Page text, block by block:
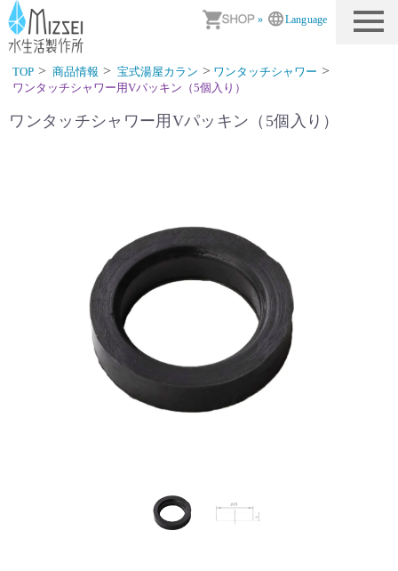
» Language
商品情報｜水生活製作所
TOP 商品情報 宝式湯屋カラン
ワンタッチシャワー
ワンタッチシャワー用Vパッキン（5個入り）
ワンタッチシャワー用Vパッキン（5個入り）